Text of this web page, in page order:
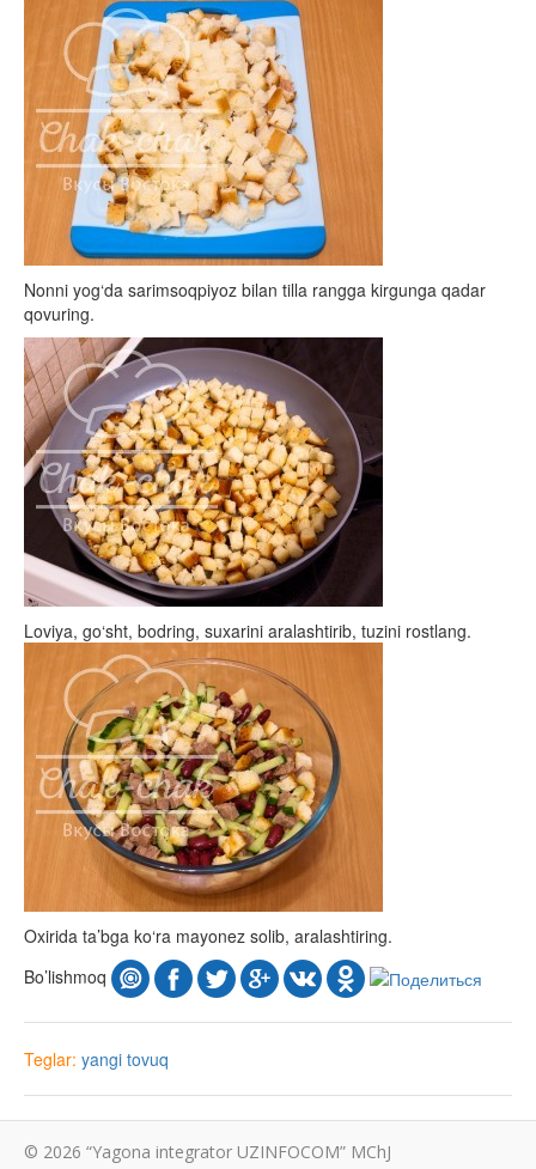
Nonni yog‘da sarimsoqpiyoz bilan tilla rangga kirgunga qadar
qovuring.
Loviya, go‘sht, bodring, suxarini aralashtirib, tuzini rostlang.
Oxirida ta’bga ko‘ra mayonez solib, aralashtiring.
Bo’lishmoq
Teglar: yangi tovuq
© 2026 “Yagona integrator UZINFOCOM” MChJ